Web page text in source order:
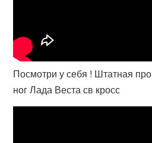
Посмотри у себя ! Штатная
ног Лада Веста св кросс